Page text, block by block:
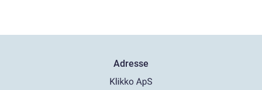
Adresse